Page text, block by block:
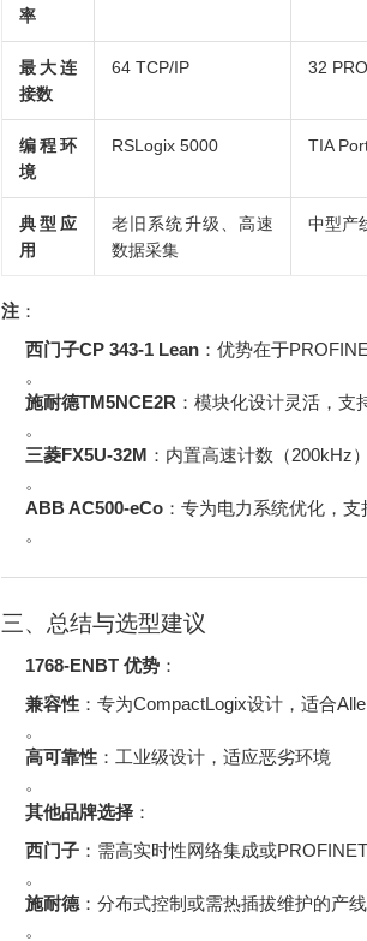
率
最大连
接数
64 TCP/IP 32
编程环
境
RSLogix 5000 TIA
典型应
用
老旧系统升级、高速
数据采集
中型产
注 ：
西门子CP 343-1 Lean ：优势在于
。
施耐德TM5NCE2R ：模块化设计灵活，支
。
三菱FX5U-32M ：内置高速计数（200kHz
。
ABB AC500-eCo ：专为电力系统优化，
。
三、总结与选型建议
1768-ENBT 优势 ：
兼容性 ：专为CompactLogix设计，适合
。
高可靠性 ：工业级设计，适应恶劣环境
。
其他品牌选择 ：
西门子 ：需高实时性网络集成或
。
施耐德 ：分布式控制或需热插拔维护的产线
。